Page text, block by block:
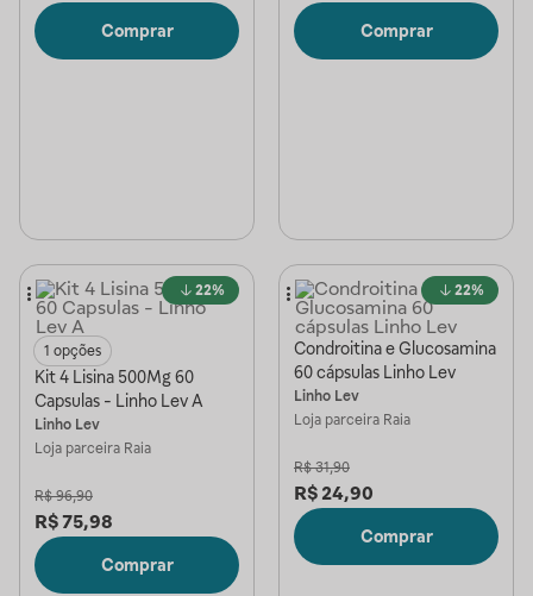
Comprar Comprar
22%
1 opções
Kit 4 Lisina 500Mg 60
Capsulas - Linho Lev A
Linho Lev
Loja parceira Raia
R$ 96,90
R$75,98
Comprar
22%
Condroitina e Glucosamina
60 cápsulas Linho Lev
Linho Lev
Loja parceira Raia
R$ 31,90
R$ 24,90
Comprar